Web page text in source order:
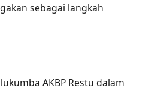
sebagai langkah
AKBP Restu dalam